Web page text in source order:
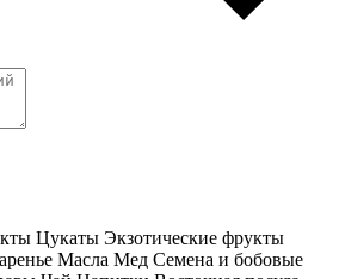
Цукаты Экзотические фрукты
Масла Мед Семена и бобовые